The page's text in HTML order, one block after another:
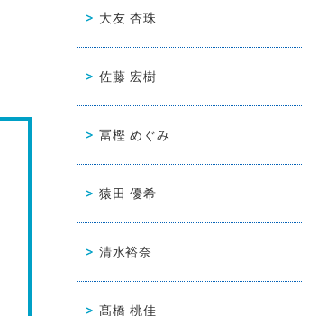
大友 杏珠
佐藤 宏樹
冨樫 めぐみ
猿田 優希
清水裕奈
髙橋 桃佳